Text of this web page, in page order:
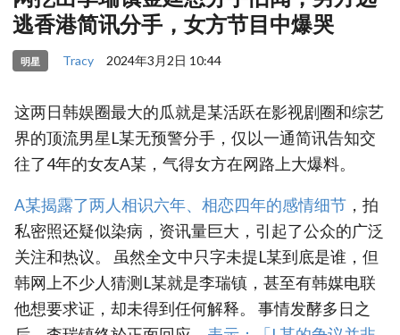
逃香港简讯分手，女方节目中爆哭
明星 Tracy 2024年3月2日 10:44
这两日韩娱圈最大的瓜就是某活跃在影视剧圈和综艺
界的顶流男星L某无预警分手，仅以一通简讯告知交
往了4年的女友A某，气得女方在网路上大爆料。
A某揭露了两人相识六年、相恋四年的感情细节 ，拍
私密照还疑似染病，资讯量巨大，引起了公众的广泛
关注和热议。 虽然全文中只字未提L某到底是谁，但
韩网上不少人猜测L某就是李瑞镇，甚至有韩媒电联
他想要求证，却未得到任何解释。 事情发酵多日之